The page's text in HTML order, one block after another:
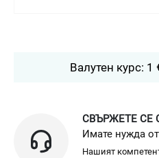
Валутен курс:
СВЪРЖЕТЕ СЕ
Имате нужда
Нашият